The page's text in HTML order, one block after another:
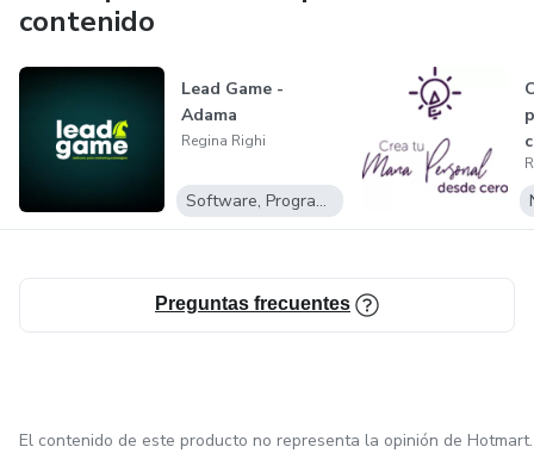
contenido
Lead Game -
Adama
Regina Righi
Software, Programas para descargar
Preguntas frecuentes
El contenido de este producto no representa la opinión de Hotmart.